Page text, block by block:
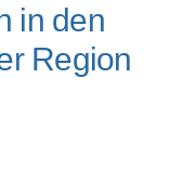
in den
Region